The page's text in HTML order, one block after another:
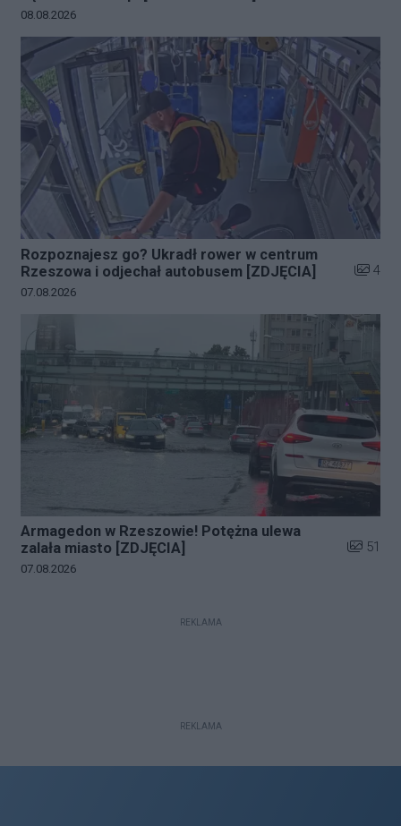
Data dodania galerii:
08.08.2026
Rozpoznajesz go? Ukradł rower w centrum
Rzeszowa i odjechał autobusem [ZDJĘCIA]
Liczba
4
Data dodania galerii:
07.08.2026
Armagedon w Rzeszowie! Potężna ulewa
zalała miasto [ZDJĘCIA]
Liczba
51
Data dodania galerii:
07.08.2026
REKLAMA
REKLAMA